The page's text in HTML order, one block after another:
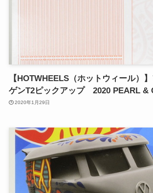
【HOTWHEELS（ホットウィール）
ゲンT2ピックアップ 2020 PEARL &
2020年1月29日